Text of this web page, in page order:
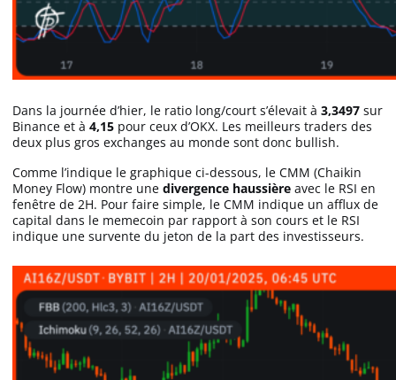
Dans la journée d’hier, le ratio long/court s’élevait à 3,3497 sur
Binance et à 4,15 pour ceux d’OKX. Les meilleurs traders des
deux plus gros exchanges au monde sont donc bullish.
Comme l’indique le graphique ci-dessous, le CMM (Chaikin
Money Flow) montre une divergence haussière avec le RSI en
fenêtre de 2H. Pour faire simple, le CMM indique un afflux de
capital dans le memecoin par rapport à son cours et le RSI
indique une survente du jeton de la part des investisseurs.